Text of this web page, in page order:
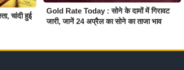
चांदी हुई
Gold Rate Today : सोने के दामों में गिरावट
जारी, जानें 24 अप्रैल का सोने का ताजा भाव